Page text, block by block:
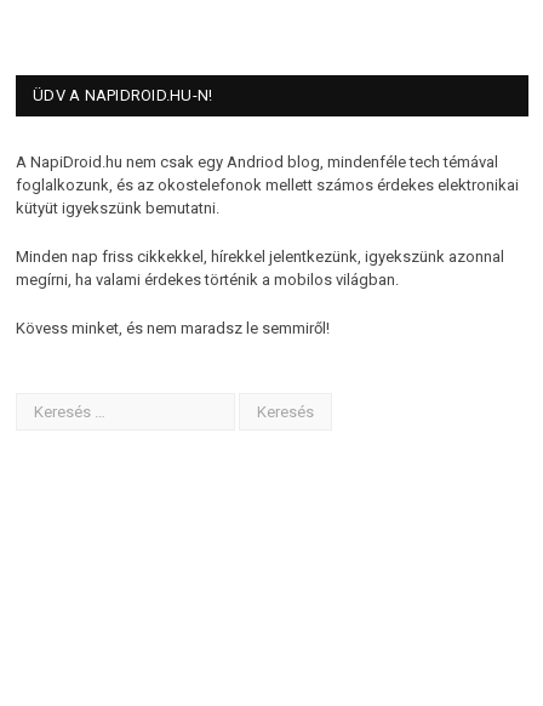
ÜDV A NAPIDROID.HU-N!
A NapiDroid.hu nem csak egy Andriod blog, mindenféle tech témával
foglalkozunk, és az okostelefonok mellett számos érdekes elektronikai
kütyüt igyekszünk bemutatni.
Minden nap friss cikkekkel, hírekkel jelentkezünk, igyekszünk azonnal
megírni, ha valami érdekes történik a mobilos világban.
Kövess minket, és nem maradsz le semmiről!